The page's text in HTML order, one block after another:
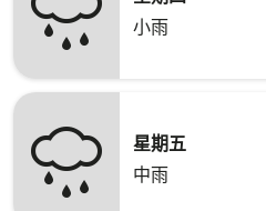
小雨
星期五
中雨